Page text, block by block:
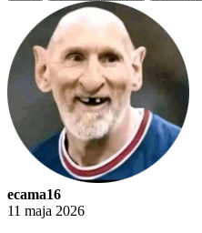
ecama16
11 maja 2026